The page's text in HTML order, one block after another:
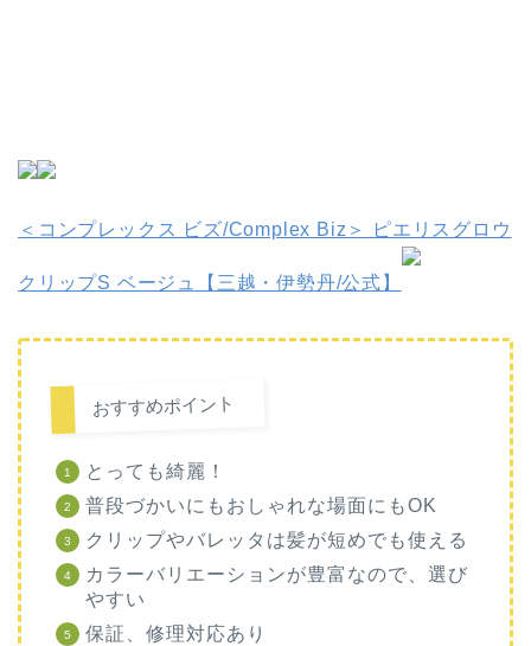
＜コンプレックス ビズ/Complex Biz＞ ピエリスグロウ
クリップS ベージュ【三越・伊勢丹/公式】
おすすめポイント
とっても綺麗！
普段づかいにもおしゃれな場面にもOK
クリップやバレッタは髪が短めでも使える
カラーバリエーションが豊富なので、選び
やすい
保証、修理対応あり